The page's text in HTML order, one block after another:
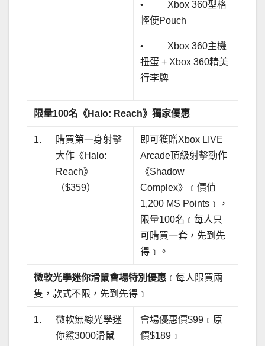
• Xbox 360型格
輕便Pouch
• Xbox 360主機
扭蛋 + Xbox 360精美
行李牌
限量100名《Halo: Reach》獨家優惠
1.
購買第一身射擊
大作《Halo:
Reach》
（$359）
即可獲贈Xbox LIVE
Arcade頂級射擊勁作
《Shadow
Complex》﹝價值
1,200 MS Points﹞，
限量100名﹝每人只
可購買一套，先到先
得﹞。
微軟光學迷你滑鼠會場特別優惠 ﹝每人限買兩
隻，款式不限，先到先得﹞
1.
微軟無線光學迷
你鯊3000滑鼠
會場優惠價$99﹝原
價$189﹞